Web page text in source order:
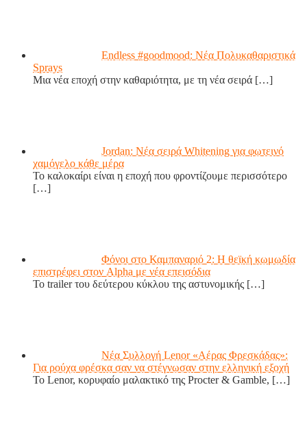
Endless #goodmood: Νέα Πολυκαθαριστικά
Sprays
Μια νέα εποχή στην καθαριότητα, με τη νέα σειρά […]
Jordan: Νέα σειρά Whitening για φωτεινό
χαμόγελο κάθε μέρα
Το καλοκαίρι είναι η εποχή που φροντίζουμε περισσότερο
[…]
Φόνοι στο Καμπαναριό 2: Η θεϊκή κωμωδία
επιστρέφει στον Alpha με νέα επεισόδια
Το trailer του δεύτερου κύκλου της αστυνομικής […]
Νέα Συλλογή Lenor «Αέρας Φρεσκάδας»:
Για ρούχα φρέσκα σαν να στέγνωσαν στην ελληνική εξοχή
Το Lenor, κορυφαίο μαλακτικό της Procter & Gamble, […]